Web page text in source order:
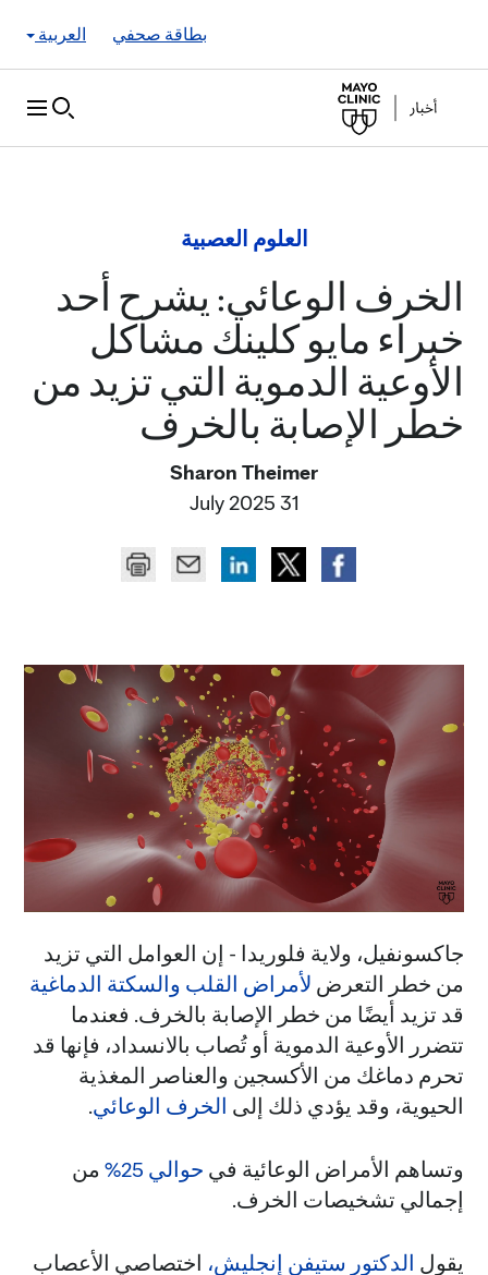
العربية
بطاقة صحفي
العلوم العصبية
الخرف الوعائي: يشرح أحد
خبراء مايو كلينك مشاكل
الأوعية الدموية التي تزيد من
خطر الإصابة بالخرف
Sharon Theimer
31 July 2025
جاكسونفيل، ولاية فلوريدا - إن العوامل التي تزيد
من خطر التعرض لأمراض القلب والسكتة الدماغية
قد تزيد أيضًا من خطر الإصابة بالخرف. فعندما
تتضرر الأوعية الدموية أو تُصاب بالانسداد، فإنها قد
تحرم دماغك من الأكسجين والعناصر المغذية
الحيوية، وقد يؤدي ذلك إلى الخرف الوعائي.
وتساهم الأمراض الوعائية في حوالي 25%
من
إجمالي تشخيصات الخرف.
يقول الدكتور ستيفن إنجليش، اختصاصي الأعصاب